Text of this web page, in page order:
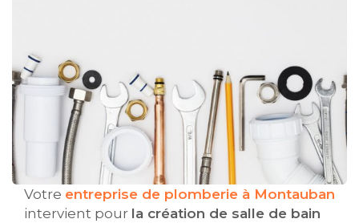
Votre entreprise de plomberie à Montauban
intervient pour la création de salle de bain